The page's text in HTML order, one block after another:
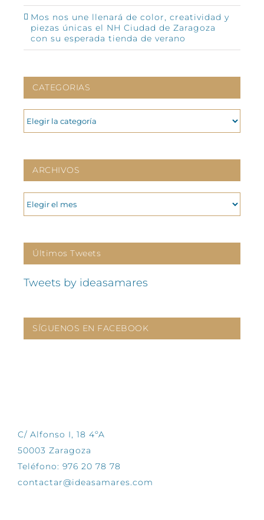
Mos nos une llenará de color, creatividad y
piezas únicas el NH Ciudad de Zaragoza
con su esperada tienda de verano
CATEGORIAS
CATEGORIAS
ARCHIVOS
ARCHIVOS
Últimos Tweets
Tweets by ideasamares
SÍGUENOS EN FACEBOOK
C/ Alfonso I, 18 4ºA
50003 Zaragoza
Teléfono: 976 20 78 78
contactar@ideasamares.com